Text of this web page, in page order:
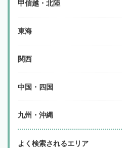
甲信越・北陸
東海
関西
中国・四国
九州・沖縄
よく検索されるエリア